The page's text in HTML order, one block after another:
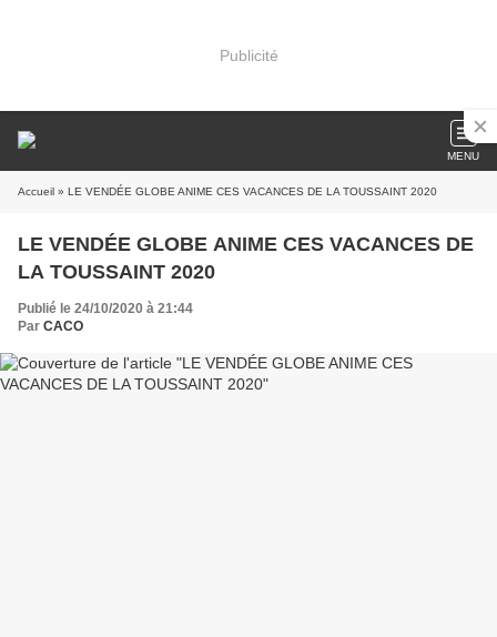
Publicité
MENU
Accueil » LE VENDÉE GLOBE ANIME CES VACANCES DE LA TOUSSAINT 2020
LE VENDÉE GLOBE ANIME CES VACANCES DE
LA TOUSSAINT 2020
Publié le 24/10/2020 à 21:44
Par CACO